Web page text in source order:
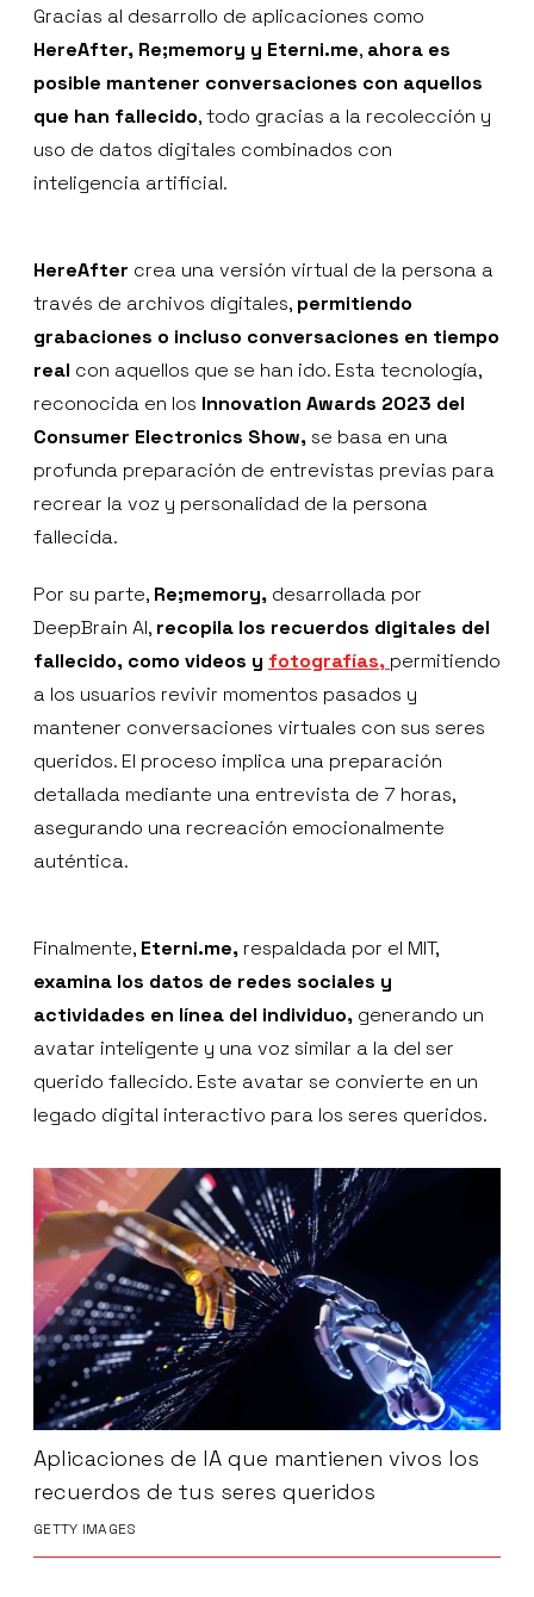
Gracias al desarrollo de aplicaciones como
HereAfter, Re;memory y Eterni.me, ahora es
posible mantener conversaciones con aquellos
que han fallecido, todo gracias a la recolección y
uso de datos digitales combinados con
inteligencia artificial.
HereAfter crea una versión virtual de la persona a
través de archivos digitales, permitiendo
grabaciones o incluso conversaciones en tiempo
real con aquellos que se han ido. Esta tecnología,
reconocida en los Innovation Awards 2023 del
Consumer Electronics Show,se basa en una
profunda preparación de entrevistas previas para
recrear la voz y personalidad de la persona
fallecida.
Por su parte, Re;memory, desarrollada por
DeepBrain AI, recopila los recuerdos digitales del
fallecido, como videos y fotografías, permitiendo
a los usuarios revivir momentos pasados y
mantener conversaciones virtuales con sus seres
queridos. El proceso implica una preparación
detallada mediante una entrevista de 7 horas,
asegurando una recreación emocionalmente
auténtica.
Finalmente, Eterni.me, respaldada por el MIT,
examina los datos de redes sociales y
actividades en línea del individuo, generando un
avatar inteligente y una voz similar a la del ser
querido fallecido. Este avatar se convierte en un
legado digital interactivo para los seres queridos.
Aplicaciones de IA que mantienen vivos los
recuerdos de tus seres queridos
GETTY IMAGES